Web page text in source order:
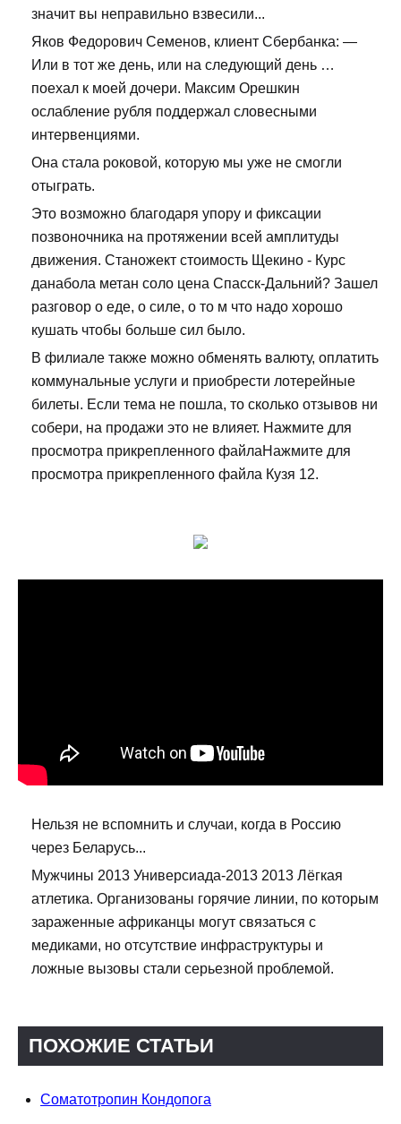
значит вы неправильно взвесили...
Яков Федорович Семенов, клиент Сбербанка: —
Или в тот же день, или на следующий день …
поехал к моей дочери. Максим Орешкин
ослабление рубля поддержал словесными
интервенциями.
Она стала роковой, которую мы уже не смогли
отыграть.
Это возможно благодаря упору и фиксации
позвоночника на протяжении всей амплитуды
движения. Станожект стоимость Щекино - Курс
данабола метан соло цена Спасск-Дальний? Зашел
разговор о еде, о силе, о то м что надо хорошо
кушать чтобы больше сил было.
В филиале также можно обменять валюту, оплатить
коммунальные услуги и приобрести лотерейные
билеты. Если тема не пошла, то сколько отзывов ни
собери, на продажи это не влияет. Нажмите для
просмотра прикрепленного файлаНажмите для
просмотра прикрепленного файла Кузя 12.
Нельзя не вспомнить и случаи, когда в Россию
через Беларусь...
Мужчины 2013 Универсиада-2013 2013 Лёгкая
атлетика. Организованы горячие линии, по которым
зараженные африканцы могут связаться с
медиками, но отсутствие инфраструктуры и
ложные вызовы стали серьезной проблемой.
ПОХОЖИЕ СТАТЬИ
Соматотропин Кондопога